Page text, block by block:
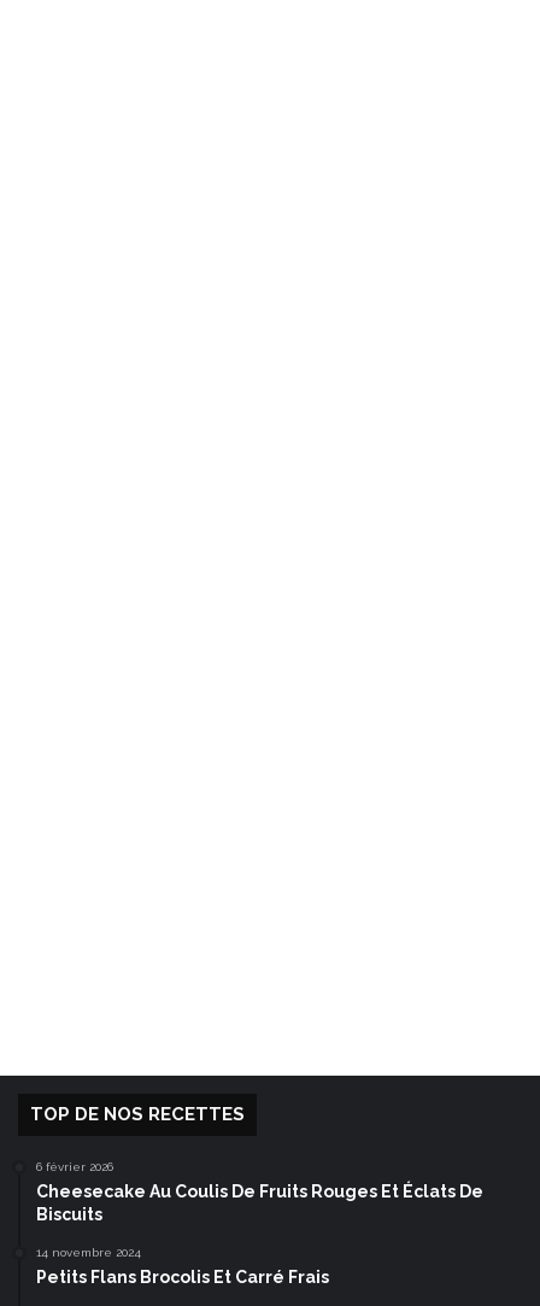
TOP DE NOS RECETTES
6 février 2026
Cheesecake Au Coulis De Fruits Rouges Et Éclats De
Biscuits
14 novembre 2024
Petits Flans Brocolis Et Carré Frais